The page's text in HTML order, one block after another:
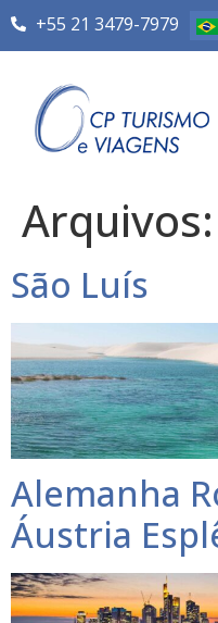
+55 21 3479-7979
Arquivos:
São Luís
Alemanha
Áustria